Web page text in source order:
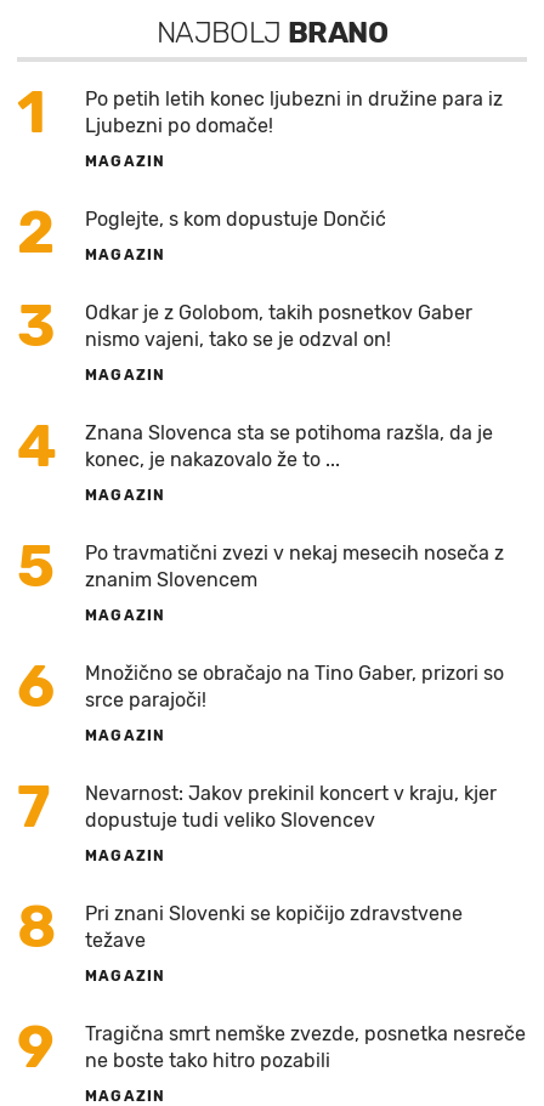
NAJBOLJ BRANO
1
Po petih letih konec ljubezni in družine para iz
Ljubezni po domače!
MAGAZIN
2 Poglejte, s kom dopustuje Dončić
MAGAZIN
3
Odkar je z Golobom, takih posnetkov Gaber
nismo vajeni, tako se je odzval on!
MAGAZIN
4
Znana Slovenca sta se potihoma razšla, da je
konec, je nakazovalo že to ...
MAGAZIN
5
Po travmatični zvezi v nekaj mesecih noseča z
znanim Slovencem
MAGAZIN
6
Množično se obračajo na Tino Gaber, prizori so
srce parajoči!
MAGAZIN
7
Nevarnost: Jakov prekinil koncert v kraju, kjer
dopustuje tudi veliko Slovencev
MAGAZIN
8
Pri znani Slovenki se kopičijo zdravstvene
težave
MAGAZIN
9
Tragična smrt nemške zvezde, posnetka nesreče
ne boste tako hitro pozabili
MAGAZIN